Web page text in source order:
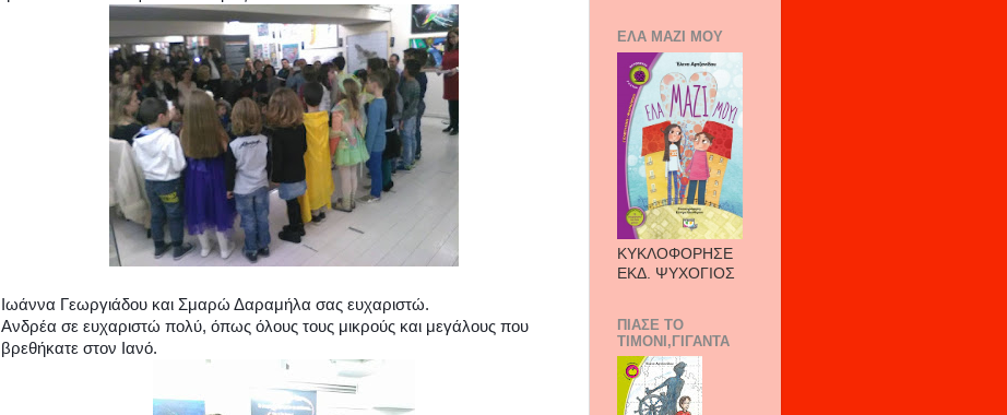
Ιωάννα Γεωργιάδου και Σμαρώ Δαραμήλα σας ευχαριστώ.
Ανδρέα σε ευχαριστώ πολύ, όπως όλους τους μικρούς και μεγάλους που
βρεθήκατε στον Ιανό.
ΕΛΑ ΜΑΖΙ ΜΟΥ
ΚΥΚΛΟΦΟΡΗΣΕ
ΕΚΔ. ΨΥΧΟΓΙΟΣ
ΠΙΑΣΕ ΤΟ
ΤΙΜΟΝΙ,ΓΙΓΑΝΤΑ